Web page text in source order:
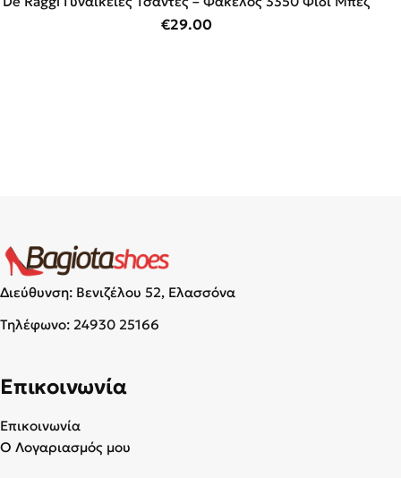
€29.00
Διεύθυνση: Βενιζέλου 52, Ελασσόνα
Τηλέφωνο: 24930 25166
Επικοινωνία
Επικοινωνία
Ο Λογαριασμός μου